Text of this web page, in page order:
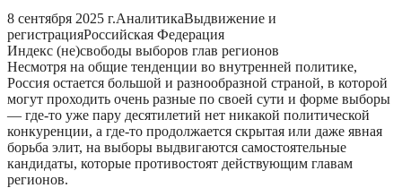
8 сентября 2025 г.АналитикаВыдвижение и
регистрацияРоссийская Федерация
Индекс (не)свободы выборов глав регионов
Несмотря на общие тенденции во внутренней политике,
Россия остается большой и разнообразной страной, в которой
могут проходить очень разные по своей сути и форме выборы
— где-то уже пару десятилетий нет никакой политической
конкуренции, а где-то продолжается скрытая или даже явная
борьба элит, на выборы выдвигаются самостоятельные
кандидаты, которые противостоят действующим главам
регионов.